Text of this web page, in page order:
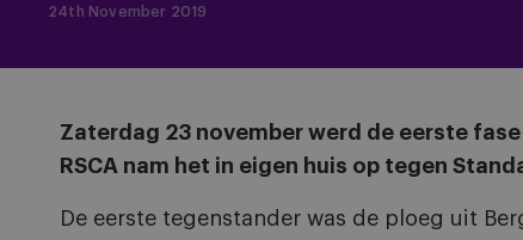
24th November 2019
Zaterdag 23 november werd de eerste
RSCA nam het in eigen huis op tegen
De eerste tegenstander was de ploeg uit